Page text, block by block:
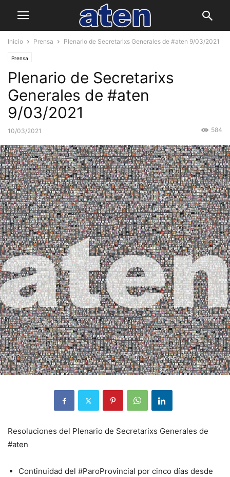
Inicio Prensa Plenario de Secretarixs Generales de #aten 9/03/2021
Prensa
Plenario de Secretarixs
Generales de #aten
9/03/2021
10/03/2021 584
Resoluciones del Plenario de Secretarixs Generales de
#aten
Continuidad del #ParoProvincial por cinco días desde